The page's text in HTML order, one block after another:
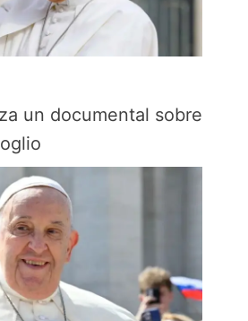
un documental sobre